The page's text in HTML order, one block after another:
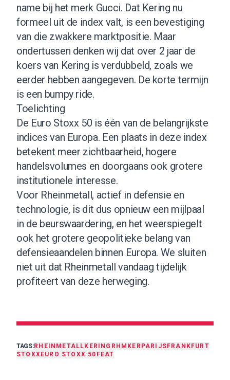
name bij het merk Gucci. Dat Kering nu
formeel uit de index valt, is een bevestiging
van die zwakkere marktpositie. Maar
ondertussen denken wij dat over 2 jaar de
koers van Kering is verdubbeld, zoals we
eerder hebben aangegeven. De korte termijn
is een bumpy ride.
Toelichting
De Euro Stoxx 50 is één van de belangrijkste
indices van Europa. Een plaats in deze index
betekent meer zichtbaarheid, hogere
handelsvolumes en doorgaans ook grotere
institutionele interesse.
Voor Rheinmetall, actief in defensie en
technologie, is dit dus opnieuw een mijlpaal
in de beurswaardering, en het weerspiegelt
ook het grotere geopolitieke belang van
defensieaandelen binnen Europa. We sluiten
niet uit dat Rheinmetall vandaag tijdelijk
profiteert van deze herweging.
TAGS:RHEINMETALL KERING RHM KER PARIJS FRANKFURT
STOXX EURO STOXX 50 FEAT